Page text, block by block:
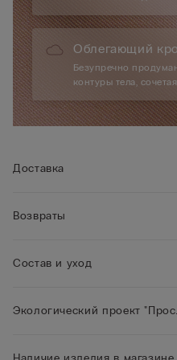
Облегающий
Безупречно
контуры тела,
Доставка
Возвраты
Состав и уход
Экологический проект